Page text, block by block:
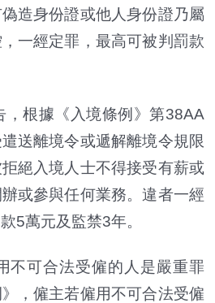
造身份證或他人身份證乃屬
一經定罪，最高可被判罰款
根據《入境條例》第38AA
送離境令或遞解離境令規限
絕入境人士不得接受有薪或
或參與任何業務。違者一經
5萬元及監禁3年。
可合法受僱的人是嚴重罪
，僱主若僱用不可合法受僱